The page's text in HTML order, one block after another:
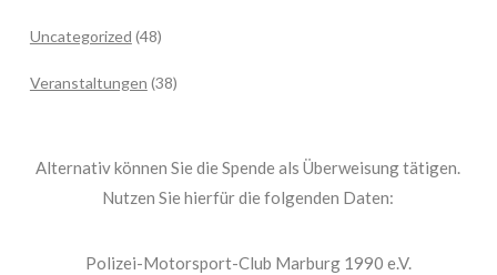
Uncategorized (48)
Veranstaltungen (38)
Alternativ können Sie die Spende als Überweisung tätigen.
Nutzen Sie hierfür die folgenden Daten:
Polizei-Motorsport-Club Marburg 1990 e.V.